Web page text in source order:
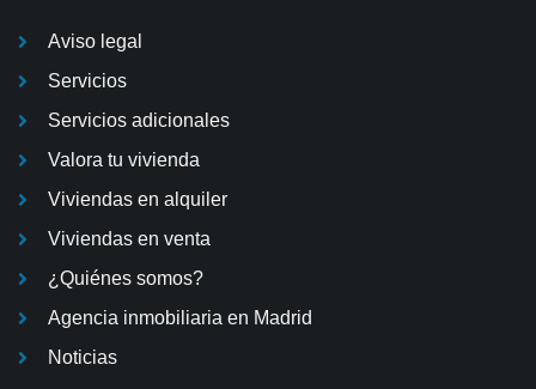
Aviso legal
Servicios
Servicios adicionales
Valora tu vivienda
Viviendas en alquiler
Viviendas en venta
¿Quiénes somos?
Agencia inmobiliaria en Madrid
Noticias